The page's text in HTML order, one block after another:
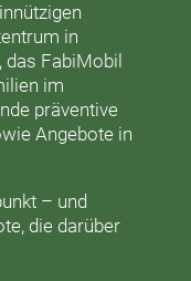
in
das FabiMobil
im
präventive
Angebote in
– und
die darüber